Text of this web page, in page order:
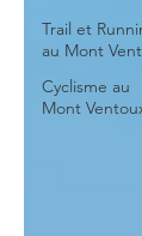
Trail et
au Mont
Cyclisme au
Mont